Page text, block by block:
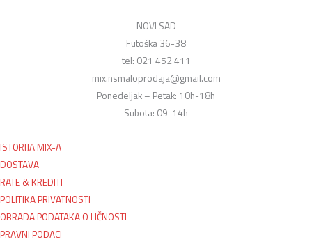
NOVI SAD
Futoška 36-38
tel: 021 452 411
mix.nsmaloprodaja@gmail.com
Ponedeljak – Petak: 10h-18h
Subota: 09-14h
ISTORIJA MIX-A
DOSTAVA
RATE & KREDITI
POLITIKA PRIVATNOSTI
OBRADA PODATAKA O LIČNOSTI
PRAVNI PODACI